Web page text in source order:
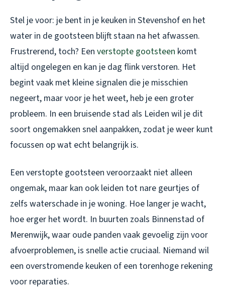
Stel je voor: je bent in je keuken in Stevenshof en het
water in de gootsteen blijft staan na het afwassen.
Frustrerend, toch? Een verstopte gootsteen komt
altijd ongelegen en kan je dag flink verstoren. Het
begint vaak met kleine signalen die je misschien
negeert, maar voor je het weet, heb je een groter
probleem. In een bruisende stad als Leiden wil je dit
soort ongemakken snel aanpakken, zodat je weer kunt
focussen op wat echt belangrijk is.
Een verstopte gootsteen veroorzaakt niet alleen
ongemak, maar kan ook leiden tot nare geurtjes of
zelfs waterschade in je woning. Hoe langer je wacht,
hoe erger het wordt. In buurten zoals Binnenstad of
Merenwijk, waar oude panden vaak gevoelig zijn voor
afvoerproblemen, is snelle actie cruciaal. Niemand wil
een overstromende keuken of een torenhoge rekening
voor reparaties.